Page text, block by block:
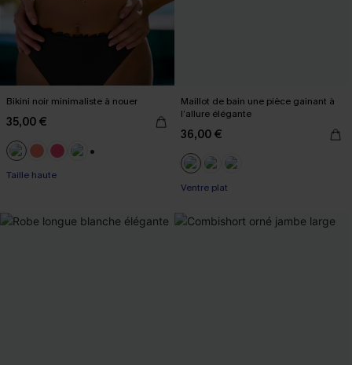
Bikini noir minimaliste à nouer
35,00 €
Taille haute
Maillot de bain une pièce gainant à
l’allure élégante
36,00 €
Ventre plat